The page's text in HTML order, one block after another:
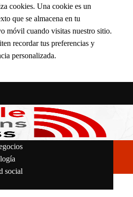
cookies. Una cookie es un
que se almacena en tu
móvil cuando visitas nuestro sitio.
recordar tus preferencias y
personalizada.
social